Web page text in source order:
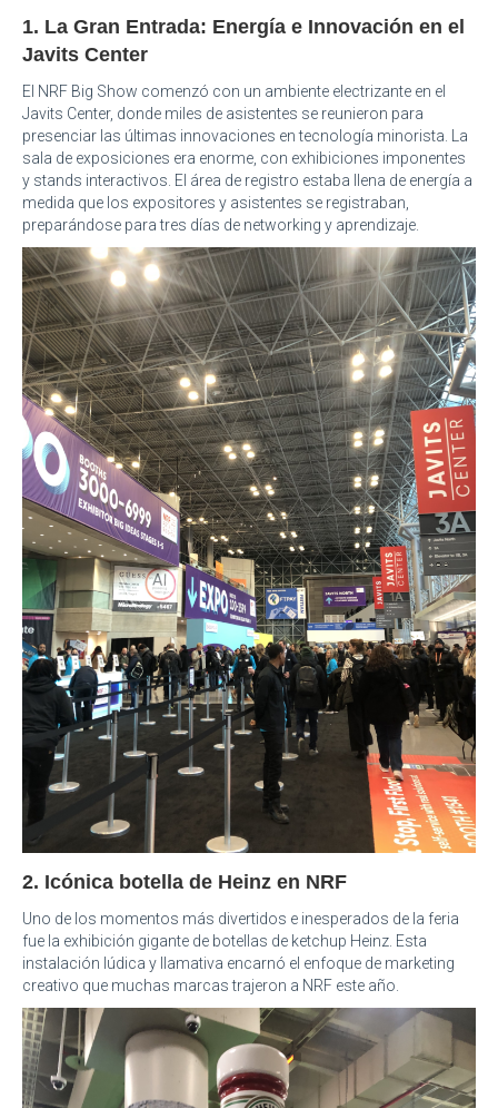
1. La Gran Entrada: Energía e Innovación en el
Javits Center
El NRF Big Show comenzó con un ambiente electrizante en el
Javits Center, donde miles de asistentes se reunieron para
presenciar las últimas innovaciones en tecnología minorista. La
sala de exposiciones era enorme, con exhibiciones imponentes
y stands interactivos. El área de registro estaba llena de energía a
medida que los expositores y asistentes se registraban,
preparándose para tres días de networking y aprendizaje.
2. Icónica botella de Heinz en NRF
Uno de los momentos más divertidos e inesperados de la feria
fue la exhibición gigante de botellas de ketchup Heinz. Esta
instalación lúdica y llamativa encarnó el enfoque de marketing
creativo que muchas marcas trajeron a NRF este año.